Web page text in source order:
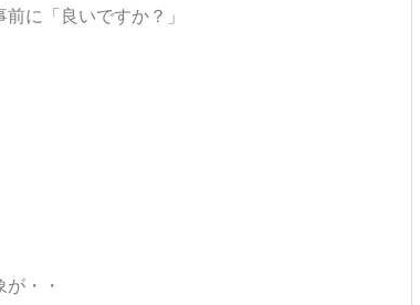
に「良いですか？」
・・